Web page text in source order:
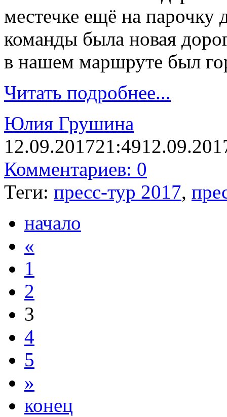
местечке ещё на
команды была новая
в нашем маршруте был
Читать подробнее...
Юлия Грушина
12.09.201721:49
Комментариев: 0
Теги: пресс-тур 2017,
начало
«
1
2
3
4
5
»
конец